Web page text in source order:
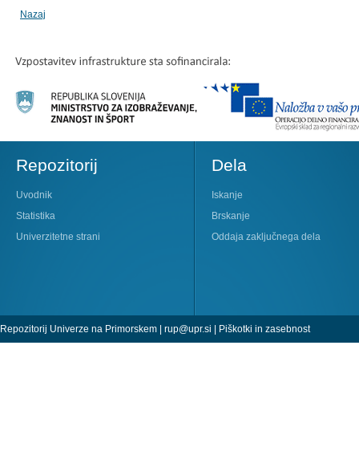
Nazaj
Repozitorij
Uvodnik
Statistika
Univerzitetne strani
Dela
Iskanje
Brskanje
Oddaja zaključnega dela
Repozitorij Univerze na Primorskem | rup@upr.si Piškotki in zasebnost